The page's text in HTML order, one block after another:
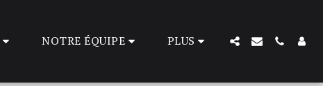
NOTRE ÉQUIPE PLUS